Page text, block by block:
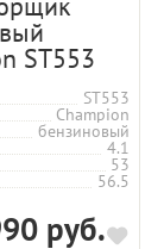
ST553
ST553
Champion
бензиновый
4.1
53
56.5
руб.